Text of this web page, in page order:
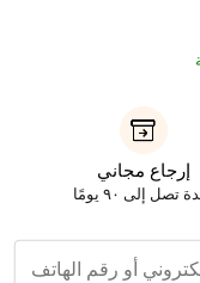
إرجاع مجاني
تصل إلى ٩٠ يومًا